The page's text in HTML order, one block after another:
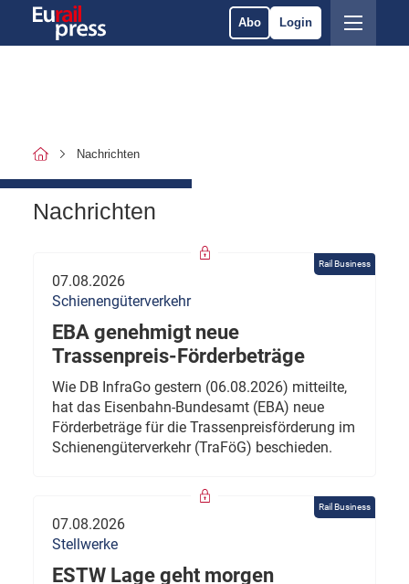
Abo Login
Nachrichten
Nachrichten
Rail Business
07.08.2026
Schienengüterverkehr
EBA genehmigt neue
Trassenpreis-Förderbeträge
Wie DB InfraGo gestern (06.08.2026) mitteilte,
hat das Eisenbahn-Bundesamt (EBA) neue
Förderbeträge für die Trassenpreisförderung im
Schienengüterverkehr (TraFöG) beschieden.
Rail Business
07.08.2026
Stellwerke
ESTW Lage geht morgen